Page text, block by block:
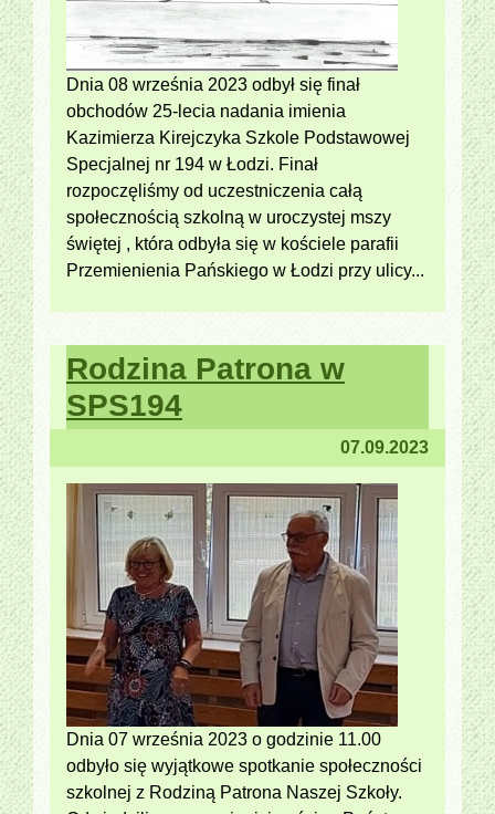
Dnia 08 września 2023 odbył się finał
obchodów 25-lecia nadania imienia
Kazimierza Kirejczyka Szkole Podstawowej
Specjalnej nr 194 w Łodzi. Finał
rozpoczęliśmy od uczestniczenia całą
społecznością szkolną w uroczystej mszy
świętej , która odbyła się w kościele parafii
Przemienienia Pańskiego w Łodzi przy ulicy...
Rodzina Patrona w
SPS194
07.09.2023
Dnia 07 września 2023 o godzinie 11.00
odbyło się wyjątkowe spotkanie społeczności
szkolnej z Rodziną Patrona Naszej Szkoły.